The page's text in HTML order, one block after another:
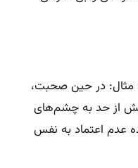
مثال: در حین صحبت،
از حد به چشم‌های
عدم اعتماد به نفس